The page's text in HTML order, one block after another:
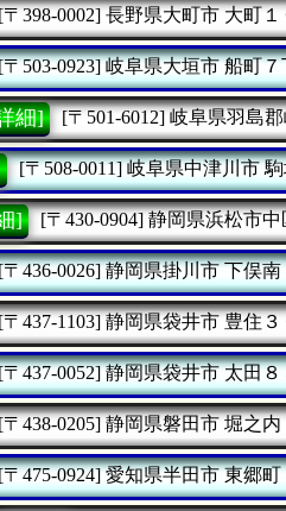
[〒398-0002] 長野県大町市 大町
503-0923] 岐阜県大垣市船町７
細] [〒501-6012] 岐阜県羽島郡
[〒508-0011] 岐阜県中津川市駒
] [〒430-0904] 静岡県浜松市中
436-0026] 静岡県掛川市下俣南
[〒437-1103] 静岡県袋井市 豊住
437-0052] 静岡県袋井市太田８
[〒438-0205] 静岡県磐田市 堀之内
475-0924] 愛知県半田市東郷町